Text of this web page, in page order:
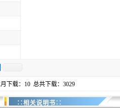
下载：10 总共下载：3029
∷相关说明书∷